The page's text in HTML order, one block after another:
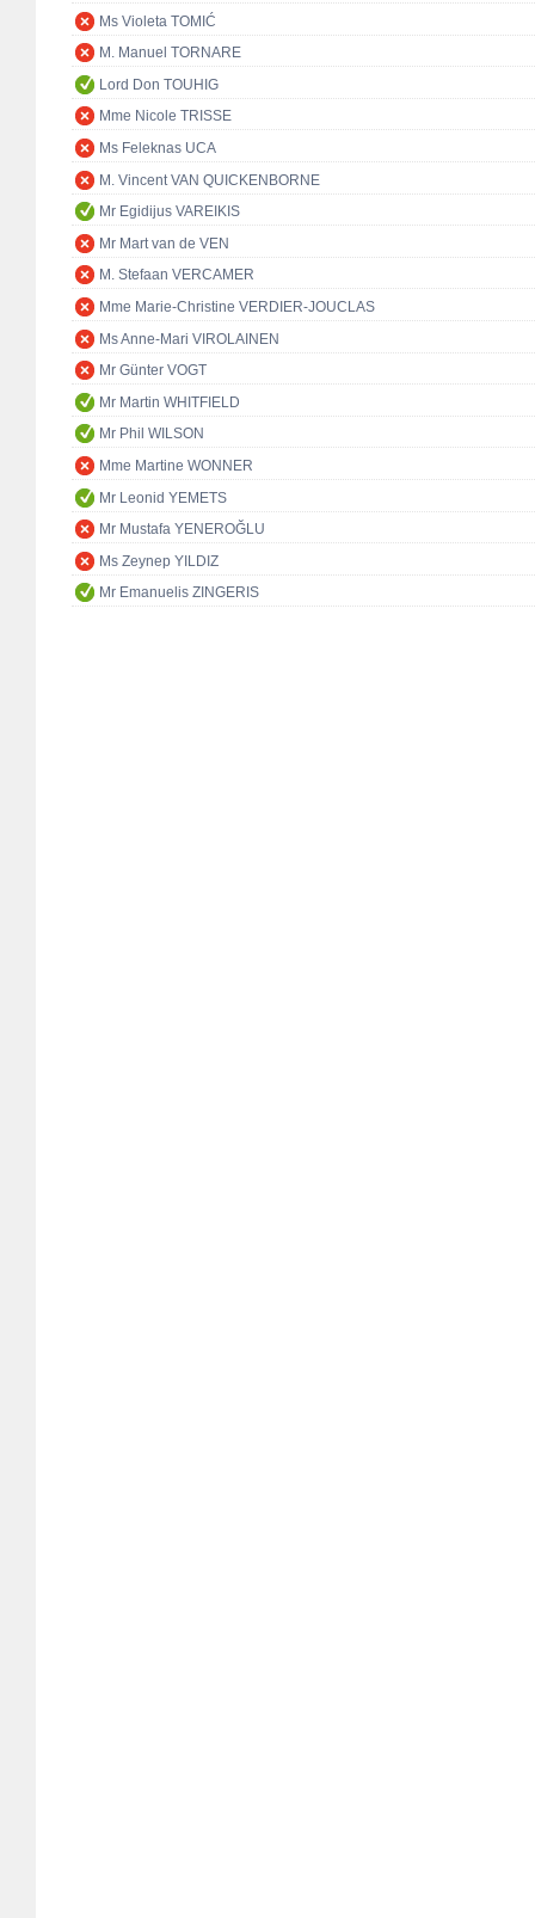
Ms Violeta TOMIĆ
M. Manuel TORNARE
Lord Don TOUHIG
Mme Nicole TRISSE
Ms Feleknas UCA
M. Vincent VAN QUICKENBORNE
Mr Egidijus VAREIKIS
Mr Mart van de VEN
M. Stefaan VERCAMER
Mme Marie-Christine VERDIER-JOUCLAS
Ms Anne-Mari VIROLAINEN
Mr Günter VOGT
Mr Martin WHITFIELD
Mr Phil WILSON
Mme Martine WONNER
Mr Leonid YEMETS
Mr Mustafa YENEROĞLU
Ms Zeynep YILDIZ
Mr Emanuelis ZINGERIS